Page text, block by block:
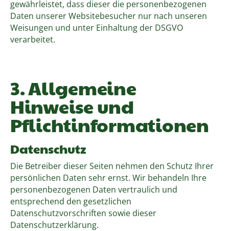
gewährleistet, dass dieser die personenbezogenen
Daten unserer Websitebesucher nur nach unseren
Weisungen und unter Einhaltung der DSGVO
verarbeitet.
3. Allgemeine
Hinweise und
Pflichtinformationen
Datenschutz
Die Betreiber dieser Seiten nehmen den Schutz Ihrer
persönlichen Daten sehr ernst. Wir behandeln Ihre
personenbezogenen Daten vertraulich und
entsprechend den gesetzlichen
Datenschutzvorschriften sowie dieser
Datenschutzerklärung.